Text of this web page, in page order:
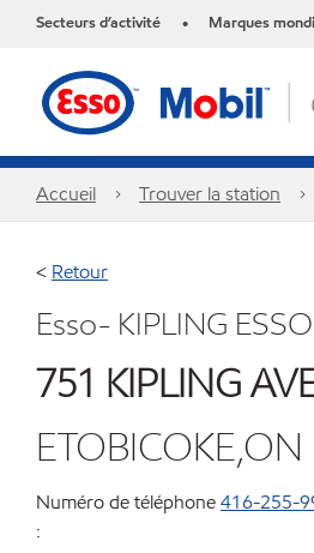
Secteurs d’activité • Marques
Accueil Trouver la station
< Retour
Esso- KIPLING ESSO
751 KIPLING
Numéro de téléphone
:
416-255-